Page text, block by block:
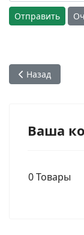
Отправить
Предыдущий:
Назад
Ваша
0Товары